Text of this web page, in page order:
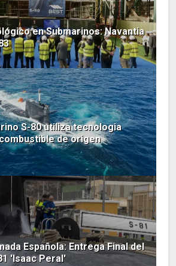
en Submarinos: Navantia
S-80 utiliza tecnologia
de origen
Española: Entrega Final del
'Isaac Peral'